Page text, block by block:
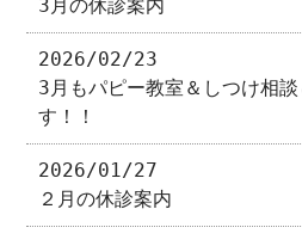
3月の休診案内
2026/02/23
3月もパピー教室＆しつけ相
す！！
2026/01/27
２月の休診案内